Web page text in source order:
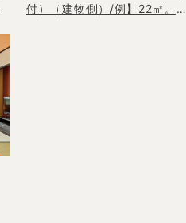
付）（建物側）/例】22㎡。眺